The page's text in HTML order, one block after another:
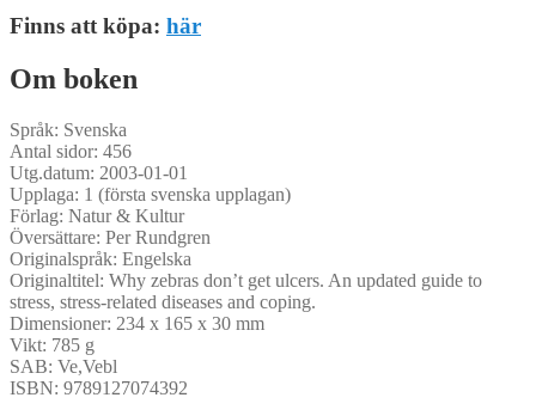
Finns att köpa: här
Om boken
Språk: Svenska
Antal sidor: 456
Utg.datum: 2003-01-01
Upplaga: 1 (första svenska upplagan)
Förlag: Natur & Kultur
Översättare: Per Rundgren
Originalspråk: Engelska
Originaltitel: Why zebras don’t get ulcers. An updated guide to
stress, stress-related diseases and coping.
Dimensioner: 234 x 165 x 30 mm
Vikt: 785 g
SAB: Ve,Vebl
ISBN: 9789127074392